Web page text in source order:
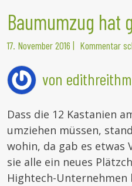
Baumumzug hat
17. November 2016 | Kommentar
von
Dass die 12 Kastanien
umziehen müssen,
wohin, da gab es etwas
sie alle ein neues
Hightech-Unternehmen